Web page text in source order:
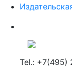
Tel.: +7(495)